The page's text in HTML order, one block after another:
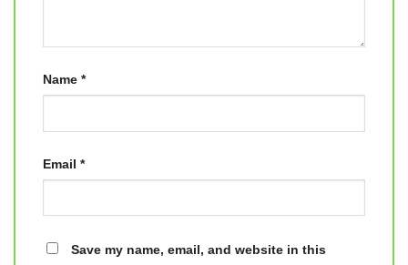
Name *
Email *
Save my name, email, and website in this